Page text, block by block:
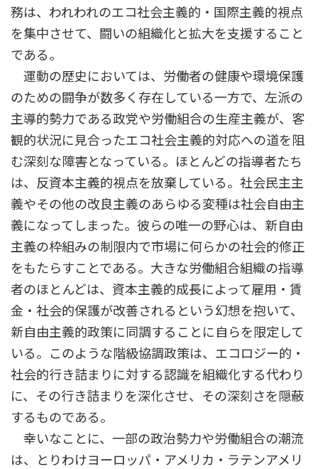
務は、われわれのエコ社会主義的・国際主義的視点
を集中させて、闘いの組織化と拡大を支援すること
である。
運動の歴史においては、労働者の健康や環境保護
のための闘争が数多く存在している一方で、左派の
主導的勢力である政党や労働組合の生産主義が、客
観的状況に見合ったエコ社会主義的対応への道を阻
む深刻な障害となっている。ほとんどの指導者たち
は、反資本主義的視点を放棄している。社会民主主
義やその他の改良主義のあらゆる変種は社会自由主
義になってしまった。彼らの唯一の野心は、新自由
主義の枠組みの制限内で市場に何らかの社会的修正
をもたらすことである。大きな労働組合組織の指導
者のほとんどは、資本主義的成長によって雇用・賃
金・社会的保護が改善されるという幻想を抱いて、
新自由主義的政策に同調することに自らを限定して
いる。このような階級協調政策は、エコロジー的・
社会的行き詰まりに対する認識を組織化する代わり
に、その行き詰まりを深化させ、その深刻さを隠蔽
するものである。
幸いなことに、一部の政治勢力や労働組合の潮流
は、とりわけヨーロッパ・アメリカ・ラテンアメリ